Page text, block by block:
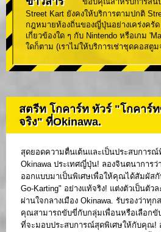
Street Kart ยังคงให้บริการตามปกติ
กฎหมายท้องถิ่นของญี่ปุ่นอย่างเคร่งครั
เกี่ยวข้องใด ๆ กับ Nintendo หรือเกม
ใดก็ตาม (เราไม่ให้บริการเช่าชุดคอสตู
สตรีท โกคาร์ท ทัวร์ "โกคาร์
จริง" ที่Okinawa.
สุดยอดความตื่นเต้นและเป็นประสบการ
Okinawa ประเทศญี่ปุ่น! ลองจินตนาการ
ออกแบบมาเป็นพิเศษเพื่อให้คุณได้สัมผัส
Go-Karting" อย่างแท้จริง! แต่งตัวเป็นตั
ผ่านใจกลางเมือง Okinawa. รับรองว่าทุ
คุณสามารถขับขี่กับกลุ่มเพื่อนหรือเลือกขั
ที่จะมอบประสบการณ์สุดพิเศษให้กับคุณ!